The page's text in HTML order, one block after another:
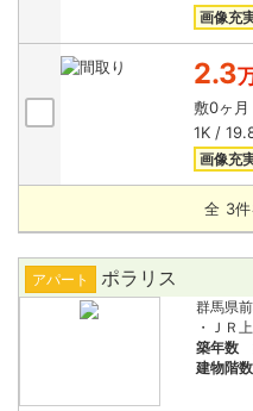
画像充
2.3
敷0ヶ月
1K /
画像充
全 3
アパート ポラリス
群馬県
・ＪＲ
築年数
建物階数